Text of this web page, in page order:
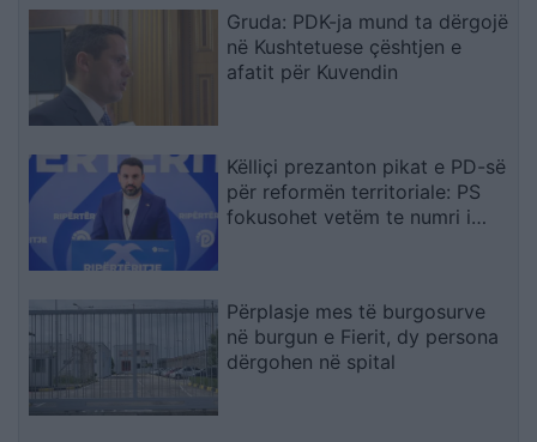
Gruda: PDK-ja mund ta dërgojë
në Kushtetuese çështjen e
afatit për Kuvendin
Këlliçi prezanton pikat e PD-së
për reformën territoriale: PS
fokusohet vetëm te numri i
Përplasje mes të burgosurve
në burgun e Fierit, dy persona
dërgohen në spital